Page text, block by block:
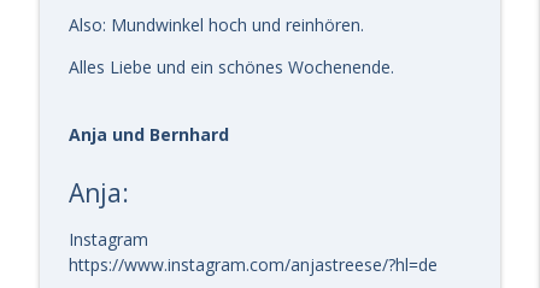
mit Anja Streese.
# 304 GAS - Wo die Energie stimmt,
mit Anja Streese.
# 303 GAS – Noch mehr Türen zum Glück!
mit Anja Streese.
Also: Mundwinkel hoch und reinhören.
Alles Liebe und ein schönes Wochenende.
Anja und Bernhard
Anja:
Instagram
https://www.instagram.com/anjastreese/?hl=de